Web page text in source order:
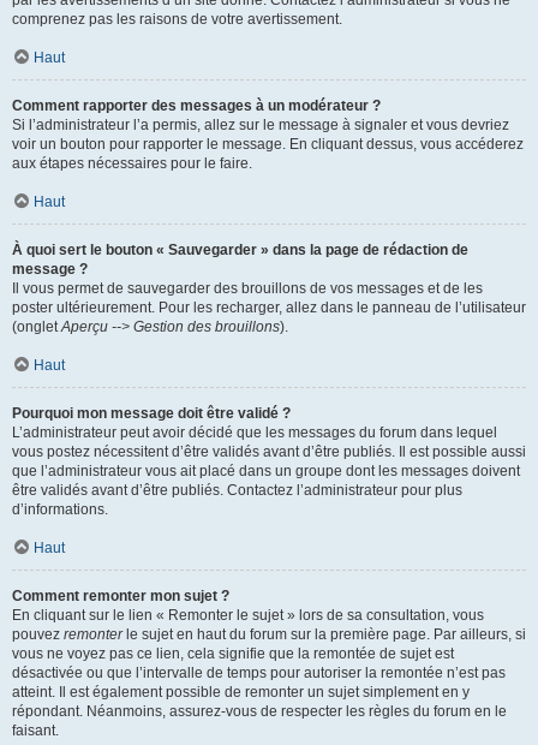
comprenez pas les raisons de votre avertissement.
Haut
Comment rapporter des messages à un modérateur ?
Si l’administrateur l’a permis, allez sur le message à signaler et vous devriez
voir un bouton pour rapporter le message. En cliquant dessus, vous accéderez
aux étapes nécessaires pour le faire.
Haut
À quoi sert le bouton « Sauvegarder » dans la page de rédaction de
message ?
Il vous permet de sauvegarder des brouillons de vos messages et de les
poster ultérieurement. Pour les recharger, allez dans le panneau de l’utilisateur
(ongletAperçu --> Gestion des brouillons).
Haut
Pourquoi mon message doit être validé ?
L’administrateur peut avoir décidé que les messages du forum dans lequel
vous postez nécessitent d’être validés avant d’être publiés. Il est possible aussi
que l’administrateur vous ait placé dans un groupe dont les messages doivent
être validés avant d’être publiés. Contactez l’administrateur pour plus
d’informations.
Haut
Comment remonter mon sujet ?
En cliquant sur le lien « Remonter le sujet » lors de sa consultation, vous
pouvez remonterle sujet en haut du forum sur la première page. Par ailleurs, si
vous ne voyez pas ce lien, cela signifie que la remontée de sujet est
désactivée ou que l’intervalle de temps pour autoriser la remontée n’est pas
atteint. Il est également possible de remonter un sujet simplement en y
répondant. Néanmoins, assurez-vous de respecter les règles du forum en le
faisant.